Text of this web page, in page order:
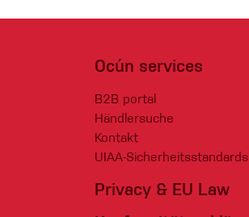
Ocún services
B2B portal
Händlersuche
Kontakt
UIAA-Sicherheitsstandards
Privacy & EU Law